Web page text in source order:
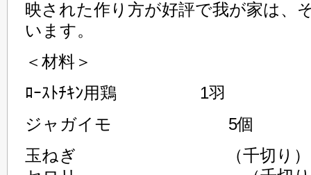
映された作り方が好評で我が家は、
います。
＜材料＞
ﾛｰｽﾄﾁｷﾝ用鶏 1羽
ジャガイモ 5個
玉ねぎ （千切り）1/